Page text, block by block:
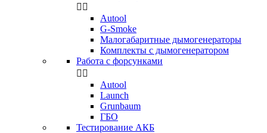
 
Аutool
G-Smoke
Малогабаритные дымогенераторы
Комплекты с дымогенератором
Работа с форсунками
 
Autool
Launch
Grunbaum
ГБО
Тестирование АКБ